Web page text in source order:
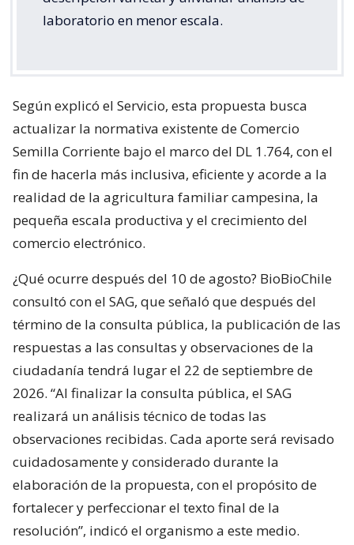
laboratorio en menor escala.
Según explicó el Servicio, esta propuesta busca
actualizar la normativa existente de Comercio
Semilla Corriente bajo el marco del DL 1.764, con el
fin de hacerla más inclusiva, eficiente y acorde a la
realidad de la agricultura familiar campesina, la
pequeña escala productiva y el crecimiento del
comercio electrónico.
¿Qué ocurre después del 10 de agosto? BioBioChile
consultó con el SAG, que señaló que después del
término de la consulta pública, la publicación de las
respuestas a las consultas y observaciones de la
ciudadanía tendrá lugar el 22 de septiembre de
2026. “Al finalizar la consulta pública, el SAG
realizará un análisis técnico de todas las
observaciones recibidas. Cada aporte será revisado
cuidadosamente y considerado durante la
elaboración de la propuesta, con el propósito de
fortalecer y perfeccionar el texto final de la
resolución”, indicó el organismo a este medio.